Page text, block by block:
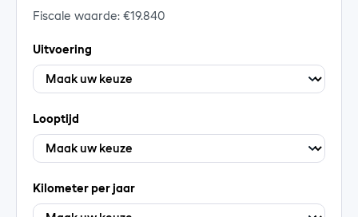
Fiscale waarde: €19.840
Uitvoering
Looptijd
Kilometer per jaar